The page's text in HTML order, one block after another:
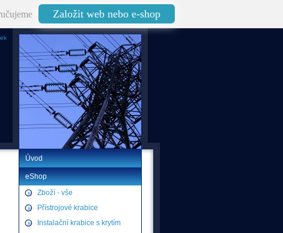
Založit web nebo e-shop
Úvod
eShop
Zboží - vše
Přístrojové krabice
Instalační krabice s krytím